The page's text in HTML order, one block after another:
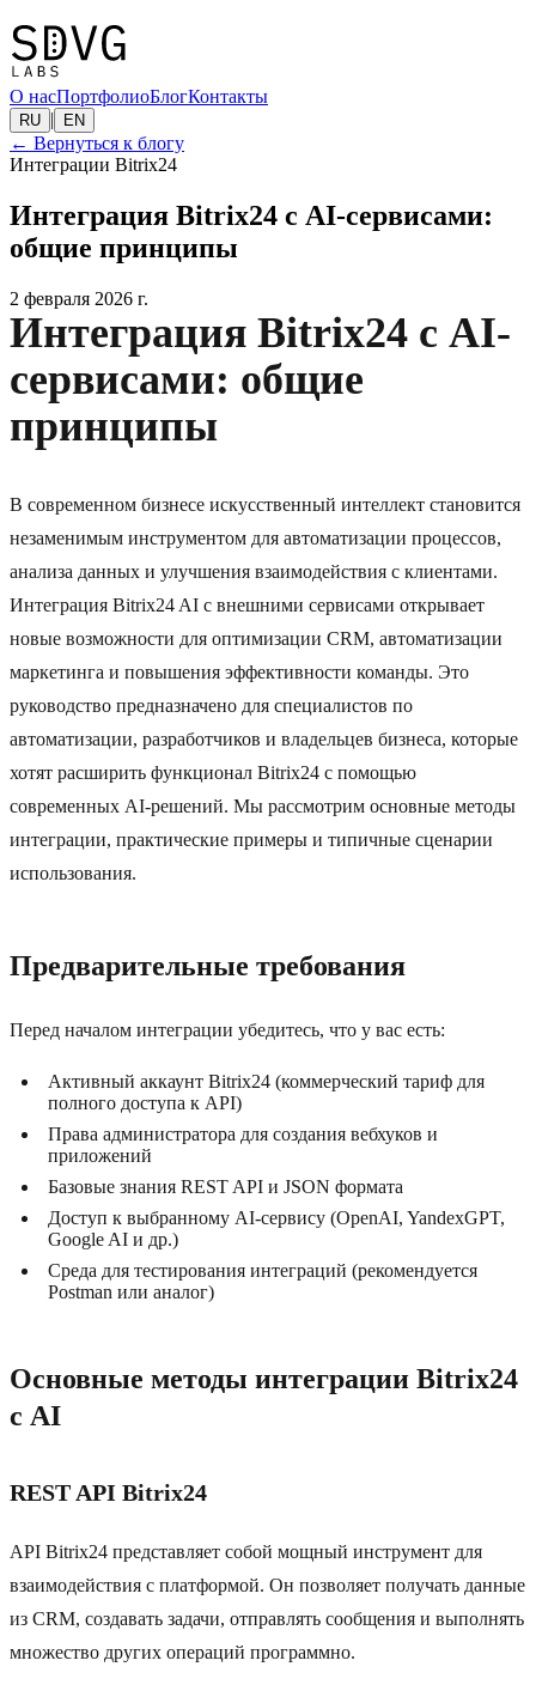
О насПортфолиоБлогКонтакты
RU | EN
← Вернуться к блогу
Интеграции Bitrix24
Интеграция Bitrix24 с AI-сервисами:
общие принципы
2 февраля 2026 г.
Интеграция Bitrix24 с AI-
сервисами: общие
принципы
В современном бизнесе искусственный интеллект становится
незаменимым инструментом для автоматизации процессов,
анализа данных и улучшения взаимодействия с клиентами.
Интеграция Bitrix24 AI с внешними сервисами открывает
новые возможности для оптимизации CRM, автоматизации
маркетинга и повышения эффективности команды. Это
руководство предназначено для специалистов по
автоматизации, разработчиков и владельцев бизнеса, которые
хотят расширить функционал Bitrix24 с помощью
современных AI-решений. Мы рассмотрим основные методы
интеграции, практические примеры и типичные сценарии
использования.
Предварительные требования
Перед началом интеграции убедитесь, что у вас есть:
Активный аккаунт Bitrix24 (коммерческий тариф для
полного доступа к API)
Права администратора для создания вебхуков и
приложений
Базовые знания REST API и JSON формата
Доступ к выбранному AI-сервису (OpenAI, YandexGPT,
Google AI и др.)
Среда для тестирования интеграций (рекомендуется
Postman или аналог)
Основные методы интеграции Bitrix24
с AI
REST API Bitrix24
API Bitrix24 представляет собой мощный инструмент для
взаимодействия с платформой. Он позволяет получать данные
из CRM, создавать задачи, отправлять сообщения и выполнять
множество других операций программно.